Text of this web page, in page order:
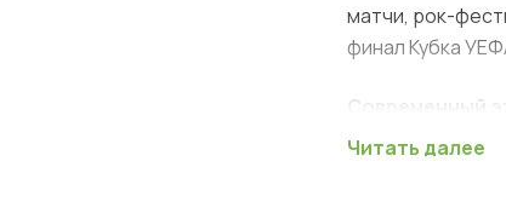
матчи, рок-
финал Кубка
Современный
В последнее
Читать далее